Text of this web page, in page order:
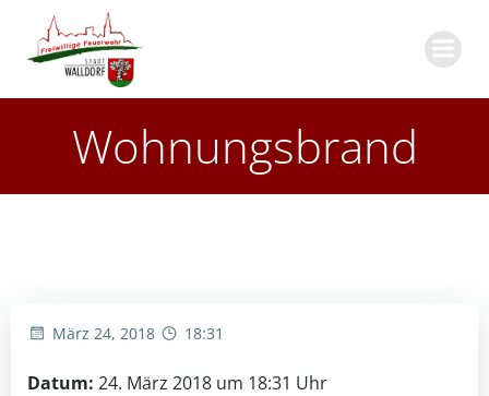
Wohnungsbrand
März 24, 2018 18:31
Datum: 24. März 2018 um 18:31 Uhr